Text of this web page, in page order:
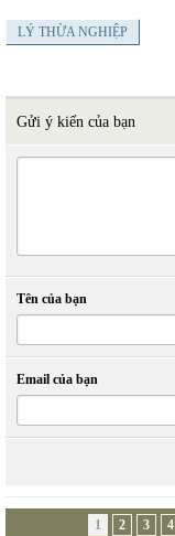
LÝ THỪA NGHIỆP
Gửi ý kiến của bạn
Tên của bạn
Email của bạn
1 2 3 4